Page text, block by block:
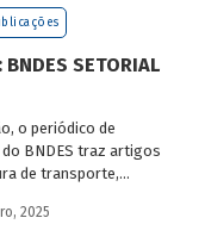
BNDES SETORIAL
o periódico de
BNDES traz artigos
de transporte,
de aeronaves,
2025